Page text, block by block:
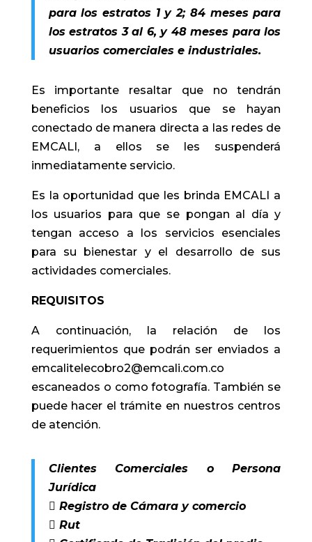
para los estratos 1 y 2; 84 meses para
los estratos 3 al 6, y 48 meses para los
usuarios comerciales e industriales.
Es importante resaltar que no tendrán
beneficios los usuarios que se hayan
conectado de manera directa a las redes de
EMCALI, a ellos se les suspenderá
inmediatamente servicio.
Es la oportunidad que les brinda EMCALI a
los usuarios para que se pongan al día y
tengan acceso a los servicios esenciales
para su bienestar y el desarrollo de sus
actividades comerciales.
REQUISITOS
A continuación, la relación de los
requerimientos que podrán ser enviados a
emcalitelecobro2@emcali.com.co
escaneados o como fotografía. También se
puede hacer el trámite en nuestros centros
de atención.
Clientes Comerciales o Persona
Jurídica
 Registro de Cámara y comercio
 Rut